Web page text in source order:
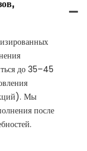
до 35–45
Мы
после